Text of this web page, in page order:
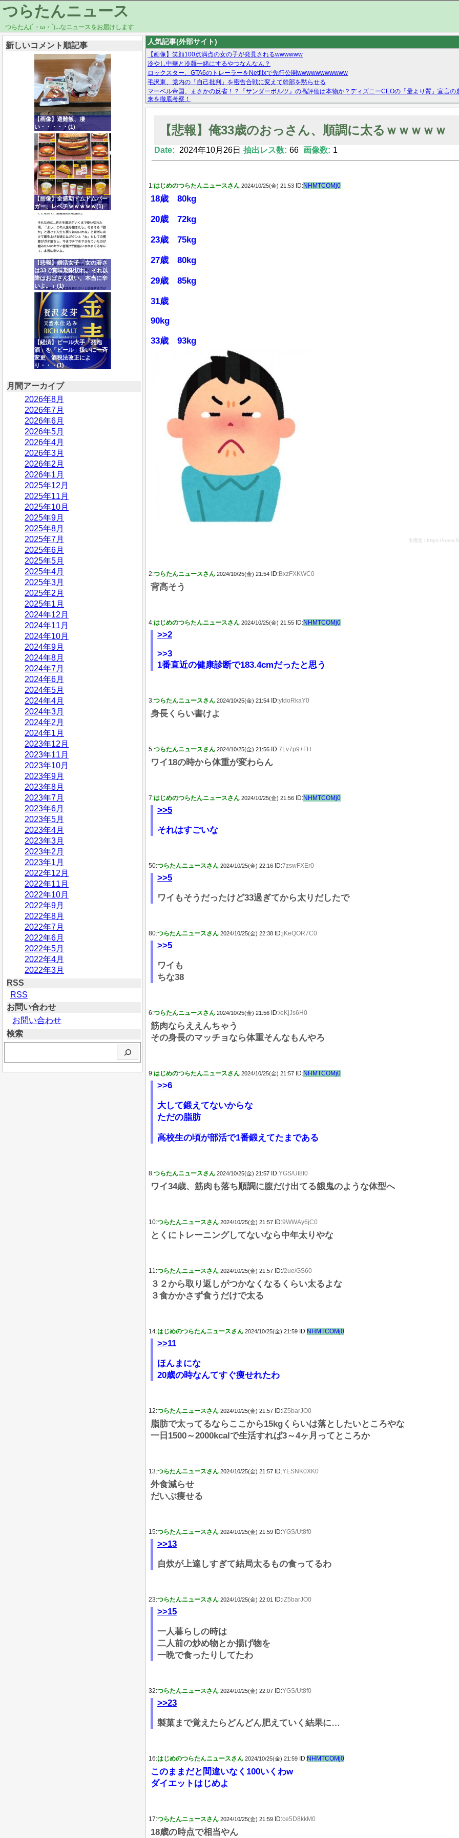
つらたんニュース
つらたん(´・ω・`)...なニュースをお届けします
新しいコメント順記事
【画像】避難飯、凄
い・・・・・(1)
【画像】全盛期ドムドムバー
ガー、レベチｗｗｗｗｗ(1)
【悲報】婚活女子「女の若さ
は33で賞味期限切れ。それ以
降はおばさん扱い。本当に辛
いよ。」(1)
【経済】ビール大手「発泡
酒」を「ビール」扱いに一斉
変更 酒税法改正によ
り・・・(1)
月間アーカイブ
2026年8月
2026年7月
2026年6月
2026年5月
2026年4月
2026年3月
2026年2月
2026年1月
2025年12月
2025年11月
2025年10月
2025年9月
2025年8月
2025年7月
2025年6月
2025年5月
2025年4月
2025年3月
2025年2月
2025年1月
2024年12月
2024年11月
2024年10月
2024年9月
2024年8月
2024年7月
2024年6月
2024年5月
2024年4月
2024年3月
2024年2月
2024年1月
2023年12月
2023年11月
2023年10月
2023年9月
2023年8月
2023年7月
2023年6月
2023年5月
2023年4月
2023年3月
2023年2月
2023年1月
2022年12月
2022年11月
2022年10月
2022年9月
2022年8月
2022年7月
2022年6月
2022年5月
2022年4月
2022年3月
RSS
RSS
お問い合わせ
お問い合わせ
検索
人気記事(外部サイト)
【画像】笑顔100点満点の女の子が発見されるwwwwww
冷やし中華と冷麺一緒にするやつなんなん？
ロックスター、GTA6のトレーラーをNetflixで先行公開wwwwwwwwwww
毛沢東、党内の「自己批判」を密告合戦に変えて幹部を黙らせる
マーベル帝国、まさかの反省！？『サンダーボルツ』の高評価は本物か？ディズニーCEOの「量より質」宣言
来を徹底考察！
【モー娘。石田亜佑美】ファーストテイク出演も新規獲得ならず？北川莉央が1位に
【悲報】俺33歳のおっさん、順調に太るｗｗｗｗｗ
Date: 2024年10月26日 抽出レス数: 66 画像数: 1
1:はじめのつらたんニュースさん 2024/10/25(金) 21:53 ID:NHMTCOMj0
18歳 80kg
20歳 72kg
23歳 75kg
27歳 80kg
29歳 85kg
31歳
90kg
33歳 93kg
引用元：https://
2:つらたんニュースさん 2024/10/25(金) 21:54 ID:BxzFXKWC0
背高そう
4:はじめのつらたんニュースさん 2024/10/25(金) 21:55 ID:NHMTCOMj0
>>2
>>3
1番直近の健康診断で183.4cmだったと思う
3:つらたんニュースさん 2024/10/25(金) 21:54 ID:ytdoRkaY0
身長くらい書けよ
5:つらたんニュースさん 2024/10/25(金) 21:56 ID:7Lv7p9+FH
ワイ18の時から体重が変わらん
7:はじめのつらたんニュースさん 2024/10/25(金) 21:56 ID:NHMTCOMj0
>>5
それはすごいな
50:つらたんニュースさん 2024/10/25(金) 22:16 ID:7zswFXEr0
>>5
ワイもそうだったけど33過ぎてから太りだしたで
80:つらたんニュースさん 2024/10/25(金) 22:38 ID:jKeQOR7C0
>>5
ワイも
ちな38
6:つらたんニュースさん 2024/10/25(金) 21:56 ID:/eKjJs6H0
筋肉ならええんちゃう
その身長のマッチョなら体重そんなもんやろ
9:はじめのつらたんニュースさん 2024/10/25(金) 21:57 ID:NHMTCOMj0
>>6
大して鍛えてないからな
ただの脂肪
高校生の頃が部活で1番鍛えてたまである
8:つらたんニュースさん 2024/10/25(金) 21:57 ID:YGS/Ut8f0
ワイ34歳、筋肉も落ち順調に腹だけ出てる餓鬼のような体型へ
10:つらたんニュースさん 2024/10/25(金) 21:57 ID:9WWAy6jC0
とくにトレーニングしてないなら中年太りやな
11:つらたんニュースさん 2024/10/25(金) 21:57 ID:/2ue/GS60
３２から取り返しがつかなくなるくらい太るよな
３食かかさず食うだけで太る
14:はじめのつらたんニュースさん 2024/10/25(金) 21:59 ID:NHMTCOMj0
>>11
ほんまにな
20歳の時なんてすぐ痩せれたわ
12:つらたんニュースさん 2024/10/25(金) 21:57 ID:iZ5barJO0
脂肪で太ってるならここから15kgくらいは落としたいところやな
一日1500～2000kcalで生活すれば3～4ヶ月ってところか
13:つらたんニュースさん 2024/10/25(金) 21:57 ID:YESNK0XK0
外食減らせ
だいぶ痩せる
15:つらたんニュースさん 2024/10/25(金) 21:59 ID:YGS/Ut8f0
>>13
自炊が上達しすぎて結局太るもの食ってるわ
23:つらたんニュースさん 2024/10/25(金) 22:01 ID:iZ5barJO0
>>15
一人暮らしの時は
二人前の炒め物とか揚げ物を
一晩で食ったりしてたわ
32:つらたんニュースさん 2024/10/25(金) 22:07 ID:YGS/Ut8f0
>>23
製菓まで覚えたらどんどん肥えていく結果に…
16:はじめのつらたんニュースさん 2024/10/25(金) 21:59 ID:NHMTCOMj0
このままだと間違いなく100いくわw
ダイエットはじめよ
17:つらたんニュースさん 2024/10/25(金) 21:59 ID:ce5D8kkM0
18歳の時点で相当やん